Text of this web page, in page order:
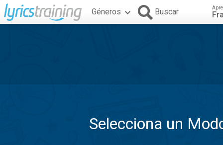
Géneros Buscar
Selecciona un